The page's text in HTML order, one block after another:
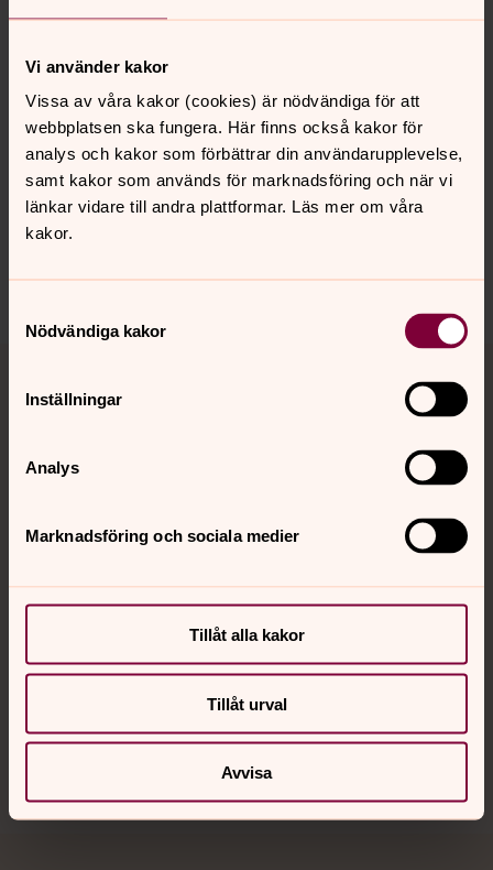
Vi använder kakor
Vissa av våra kakor (cookies) är nödvändiga för att
webbplatsen ska fungera. Här finns också kakor för
analys och kakor som förbättrar din användarupplevelse,
samt kakor som används för marknadsföring och när vi
länkar vidare till andra plattformar. Läs mer om våra
kakor.
Nödvändiga kakor
Inställningar
Analys
Marknadsföring och sociala medier
Tillåt alla kakor
Tillåt urval
Avvisa
29,3 öre per intjänad hundralapp.
Senast ändrad 10 juni 2026
Synpunkter eller frågor på sidans
innehåll?
upplandsvasby.info@svenskakyrkan.se
Dela
Kontakt
Kalender